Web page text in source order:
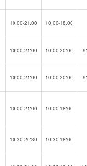
10:00-21:00 10:00-18:00
10:00-21:00 10:00-20:00
10:00-21:00 10:00-20:00
10:00-21:00 10:00-18:00
10:30-20:30 10:30-18:00